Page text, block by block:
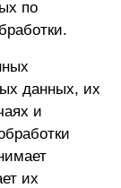
по
данных, их
и
их